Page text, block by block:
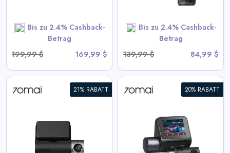
Bis zu 2.4% Cashback-
Betrag
199,99 $
169,99 $
Bis zu 2.4% Cashback-
Betrag
139,99 $
84,99 $
SHOP NOW
21% RABATT 20% RABATT
HDR Dual mit GPS,
Notaufzeichnung, G-Sensor,
App-Steuerung und
kompaktem Design